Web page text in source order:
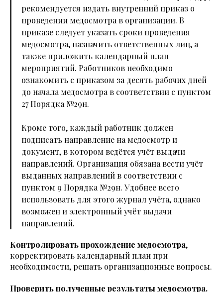
рекомендуется издать внутренний приказ о
проведении медосмотра в организации. В
приказе следует указать сроки проведения
медосмотра, назначить ответственных лиц, а
также приложить календарный план
мероприятий. Работников необходимо
ознакомить с приказом за десять рабочих дней
до начала медосмотра в соответствии с пунктом
27 Порядка №29н.
Кроме того, каждый работник должен
подписать направление на медосмотр и
документ, в котором ведётся учёт выдачи
направлений. Организация обязана вести учёт
выданных направлений в соответствии с
пунктом 9 Порядка №29н. Удобнее всего
использовать для этого журнал учёта, однако
возможен и электронный учёт выдачи
направлений.
Контролировать прохождение медосмотра,
корректировать календарный план при
необходимости, решать организационные вопросы.
Проверить полученные результаты медосмотра.